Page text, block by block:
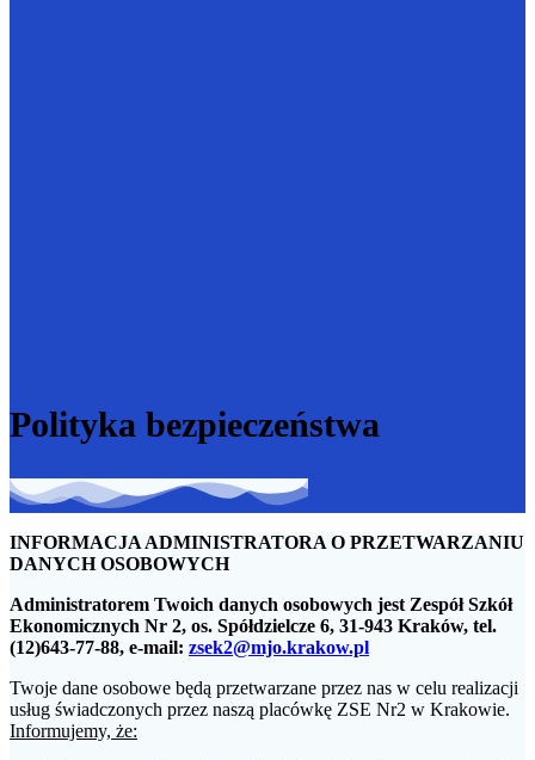
Polityka bezpieczeństwa
INFORMACJA ADMINISTRATORA O PRZETWARZANIU
DANYCH OSOBOWYCH
Administratorem Twoich danych osobowych jest Zespół Szkół
Ekonomicznych Nr 2, os. Spółdzielcze 6, 31-943 Kraków, tel.
(12)643-77-88, e-mail: zsek2@mjo.krakow.pl
Twoje dane osobowe będą przetwarzane przez nas w celu realizacji
usług świadczonych przez naszą placówkę ZSE Nr2 w Krakowie.
Informujemy, że: